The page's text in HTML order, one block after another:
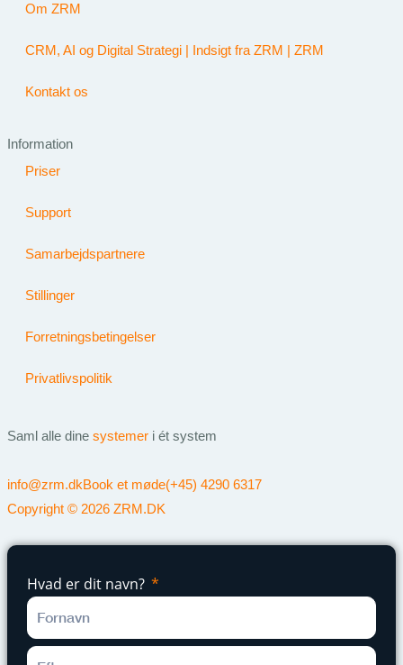
Om ZRM
CRM, AI og Digital Strategi | Indsigt fra ZRM | ZRM
Kontakt os
Information
Priser
Support
Samarbejdspartnere
Stillinger
Forretningsbetingelser
Privatlivspolitik
Saml alle dine systemer i ét system
info@zrm.dkBook et møde(+45) 4290 6317
Copyright © 2026 ZRM.DK
Hvad er dit navn?